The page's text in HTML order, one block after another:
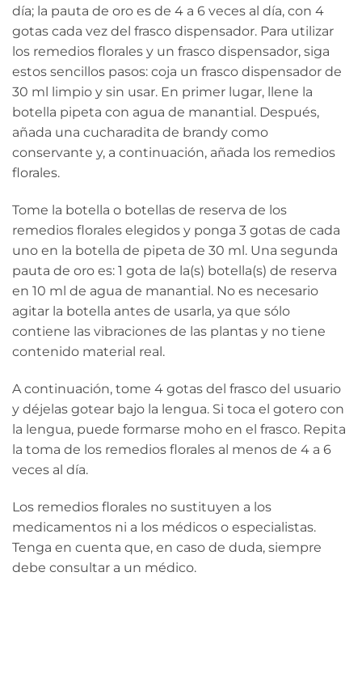
día; la pauta de oro es de 4 a 6 veces al día, con 4
gotas cada vez del frasco dispensador. Para utilizar
los remedios florales y un frasco dispensador, siga
estos sencillos pasos: coja un frasco dispensador de
30 ml limpio y sin usar. En primer lugar, llene la
botella pipeta con agua de manantial. Después,
añada una cucharadita de brandy como
conservante y, a continuación, añada los remedios
florales.
Tome la botella o botellas de reserva de los
remedios florales elegidos y ponga 3 gotas de cada
uno en la botella de pipeta de 30 ml. Una segunda
pauta de oro es: 1 gota de la(s) botella(s) de reserva
en 10 ml de agua de manantial. No es necesario
agitar la botella antes de usarla, ya que sólo
contiene las vibraciones de las plantas y no tiene
contenido material real.
A continuación, tome 4 gotas del frasco del usuario
y déjelas gotear bajo la lengua. Si toca el gotero con
la lengua, puede formarse moho en el frasco. Repita
la toma de los remedios florales al menos de 4 a 6
veces al día.
Los remedios florales no sustituyen a los
medicamentos ni a los médicos o especialistas.
Tenga en cuenta que, en caso de duda, siempre
debe consultar a un médico.